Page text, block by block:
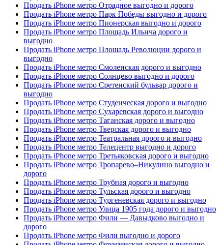
Продать iPhone метро Отрадное выгодно и дорого
Продать iPhone метро Парк Победы выгодно и дорого
Продать iPhone метро Пионерская выгодно и дорого
Продать iPhone метро Площадь Ильича дорого и
выгодно
Продать iPhone метро Площадь Революции дорого и
выгодно
Продать iPhone метро Смоленская дорого и выгодно
Продать iPhone метро Солнцево выгодно и дорого
Продать iPhone метро Сретенский бульвар дорого и
выгодно
Продать iPhone метро Студенческая дорого и выгодно
Продать iPhone метро Сухаревская дорого и выгодно
Продать iPhone метро Таганская дорого и выгодно
Продать iPhone метро Тверская дорого и выгодно
Продать iPhone метро Театральная дорого и выгодно
Продать iPhone метро Телецентр выгодно и дорого
Продать iPhone метро Третьяковская дорого и выгодно
Продать iPhone метро Тропарево–Никулино выгодно и
дорого
Продать iPhone метро Трубная дорого и выгодно
Продать iPhone метро Тульская дорого и выгодно
Продать iPhone метро Тургеневская дорого и выгодно
Продать iPhone метро Улица 1905 года дорого и выгодно
Продать iPhone метро Фили — Давыдково выгодно и
дорого
Продать iPhone метро Фили выгодно и дорого